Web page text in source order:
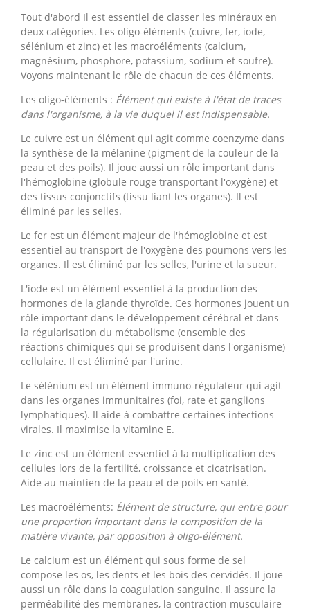
Tout d'abord Il est essentiel de classer les minéraux en
deux catégories. Les oligo-éléments (cuivre, fer, iode,
sélénium et zinc) et les macroéléments (calcium,
magnésium, phosphore, potassium, sodium et soufre).
Voyons maintenant le rôle de chacun de ces éléments.
Les oligo-éléments : Élément qui existe à l'état de traces
dans l'organisme, à la vie duquel il est indispensable.
Le cuivre est un élément qui agit comme coenzyme dans
la synthèse de la mélanine (pigment de la couleur de la
peau et des poils). Il joue aussi un rôle important dans
l'hémoglobine (globule rouge transportant l'oxygène) et
des tissus conjonctifs (tissu liant les organes). Il est
éliminé par les selles.
Le fer est un élément majeur de l'hémoglobine et est
essentiel au transport de l'oxygène des poumons vers les
organes. Il est éliminé par les selles, l'urine et la sueur.
L'iode est un élément essentiel à la production des
hormones de la glande thyroïde. Ces hormones jouent un
rôle important dans le développement cérébral et dans
la régularisation du métabolisme (ensemble des
réactions chimiques qui se produisent dans l'organisme)
cellulaire. Il est éliminé par l'urine.
Le sélénium est un élément immuno-régulateur qui agit
dans les organes immunitaires (foi, rate et ganglions
lymphatiques). Il aide à combattre certaines infections
virales. Il maximise la vitamine E.
Le zinc est un élément essentiel à la multiplication des
cellules lors de la fertilité, croissance et cicatrisation.
Aide au maintien de la peau et de poils en santé.
Les macroéléments: Élément de structure, qui entre pour
une proportion important dans la composition de la
matière vivante, par opposition à oligo-élément.
Le calcium est un élément qui sous forme de sel
compose les os, les dents et les bois des cervidés. Il joue
aussi un rôle dans la coagulation sanguine. Il assure la
perméabilité des membranes, la contraction musculaire